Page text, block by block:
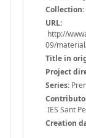
Collection:
URL:
http://
09/
Title in
Project
Series:
IES Sant
Creation